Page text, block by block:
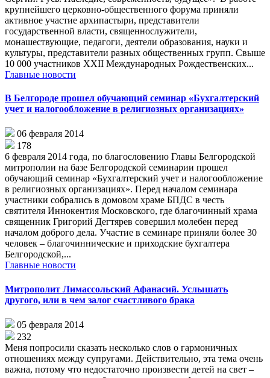
крупнейшего церковно-общественного форума приняли
активное участие архипастыри, представители
государственной власти, священнослужители,
монашествующие, педагоги, деятели образования, науки и
культуры, представители разных общественных групп. Свыше
10 000 участников XXII Международных Рождественских...
Главные новости
В Белгороде прошел обучающий семинар «Бухгалтерский
учет и налогообложение в религиозных организациях»
06 февраля 2014
178
6 февраля 2014 года, по благословению Главы Белгородской
митрополии на базе Белгородской семинарии прошел
обучающий семинар «Бухгалтерский учет и налогообложение
в религиозных организациях». Перед началом семинара
участники собрались в домовом храме БПДС в честь
святителя Иннокентия Московского, где благочинный храма
священник Григорий Дегтярев совершил молебен перед
началом доброго дела. Участие в семинаре приняли более 30
человек – благочиннические и приходские бухгалтера
Белгородской,...
Главные новости
Митрополит Лимассольский Афанасий. Услышать
другого, или в чем залог счастливого брака
05 февраля 2014
232
Меня попросили сказать несколько слов о гармоничных
отношениях между супругами. Действительно, эта тема очень
важна, потому что недостаточно произвести детей на свет –